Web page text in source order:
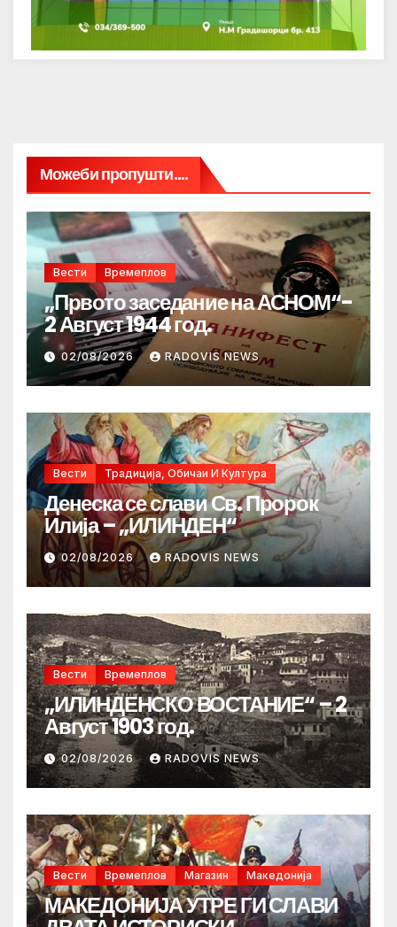
Можеби пропушти....
Вести Времеплов
„Првото заседание на АСНОМ“-
2 Август 1944 год.
02/08/2026 RADOVIS NEWS
Вести Традиција, Обичаи И Култура
Денеска се слави Св. Пророк
Илија – „ИЛИНДЕН“
02/08/2026 RADOVIS NEWS
Вести Времеплов
„ИЛИНДЕНСКО ВОСТАНИЕ“ – 2
Август 1903 год.
02/08/2026 RADOVIS NEWS
Вести Времеплов Магазин Македонија
МАКЕДОНИЈА УТРЕ ГИ СЛАВИ